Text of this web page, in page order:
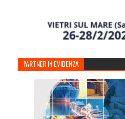
PARTNER IN EVIDENZA